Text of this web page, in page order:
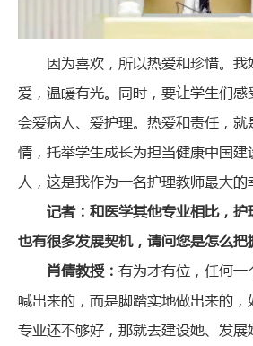
因为喜欢，所以热爱和珍惜。
爱，温暖有光。同时，要让学生们
会爱病人、爱护理。热爱和责任，
情，托举学生成长为担当健康中国
人，这是我作为一名护理教师最大的
记者：和医学其他专业相比，
也有很多发展契机，请问您是怎么把
肖倩教授： 有为才有位，任何
喊出来的，而是脚踏实地做出来的
专业还不够好，那就去建设她、发